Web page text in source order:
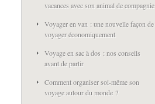
vacances avec son animal de compagnie
Voyager en van : une nouvelle façon de
voyager économiquement
Voyage en sac à dos : nos conseils
avant de partir
Comment organiser soi-même son
voyage autour du monde ?